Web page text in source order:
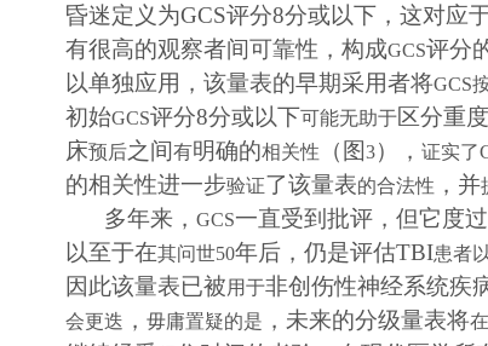
昏迷定义为GCS评分8分或以下，这对应
有很高的观察者间可靠性，构成GCS评分
以单独应用，该量表的早期采用者将GCS
初始GCS评分8分或以下可能无助于区分重
床预后之间有明确的相关性 （图 3）， 证实了
的相关性进一步验证了该量表的合法性 ，并
多年来， GCS一直受到批评，但它度
以至于在其问世50年后，仍是评估TBI患者
因此该量表已被用于非创伤性神经系统疾
会更迭 ， 毋庸置疑的是 ，未来的分级量表将在